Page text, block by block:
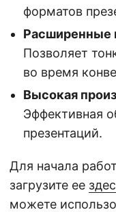
форматов
Расширенные
Позволяет
во время
Высокая
Эффективная
презентаций.
Для начала
загрузите ее
можете